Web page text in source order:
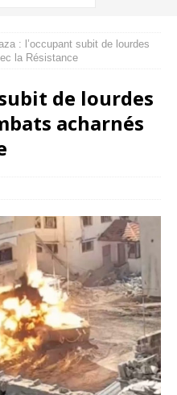
: l’occupant subit de lourdes
la Résistance
de lourdes
acharnés